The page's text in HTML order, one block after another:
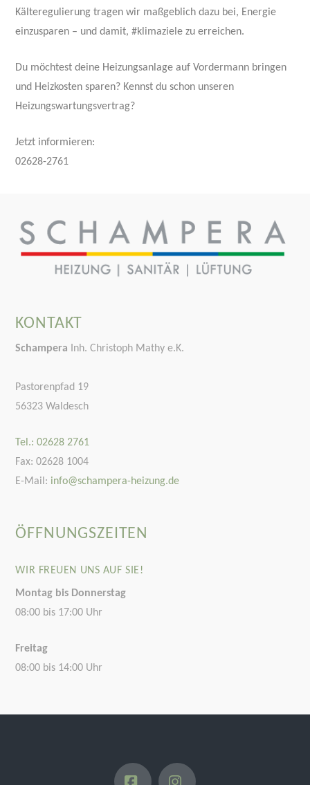
Kälteregulierung tragen wir maßgeblich dazu bei, Energie
einzusparen – und damit, #klimaziele zu erreichen.
Du möchtest deine Heizungsanlage auf Vordermann bringen
und Heizkosten sparen? Kennst du schon unseren
Heizungswartungsvertrag?
Jetzt informieren:
02628-2761
KONTAKT
Schampera Inh. Christoph Mathy e.K.
Pastorenpfad 19
56323 Waldesch
Tel.: 02628 2761
Fax: 02628 1004
E-Mail: info@schampera-heizung.de
ÖFFNUNGSZEITEN
WIR FREUEN UNS AUF SIE!
Montag bis Donnerstag
08:00 bis 17:00 Uhr
Freitag
08:00 bis 14:00 Uhr